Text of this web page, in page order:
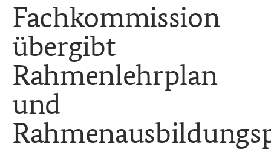
Fachkommission
übergibt
Rahmenlehrplan
und